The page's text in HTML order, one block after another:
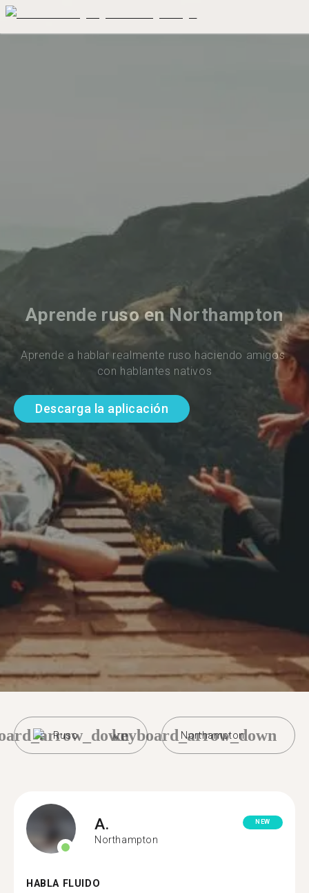
Aprende ruso en Northampton
Aprende a hablar realmente ruso haciendo amigos
con hablantes nativos
Descarga la aplicación
Ruso Northampton
keyboard_arrow_down
A.
Northampton
NEW
HABLA FLUIDO